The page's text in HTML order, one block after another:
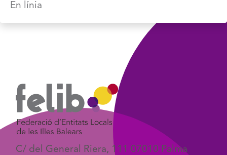
En línia
C/ del General Riera, 111 07010 Palma